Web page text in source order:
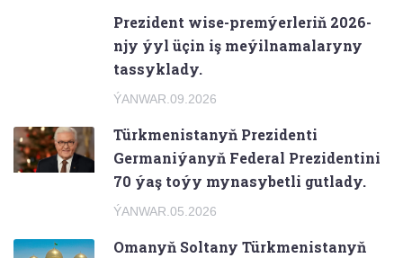
Prezident wise-premýerleriň 2026-
njy ýyl üçin iş meýilnamalaryny
tassyklady.
ÝANWAR.09.2026
Türkmenistanyň Prezidenti
Germaniýanyň Federal Prezidentini
70 ýaş toýy mynasybetli gutlady.
ÝANWAR.05.2026
Omanyň Soltany Türkmenistanyň